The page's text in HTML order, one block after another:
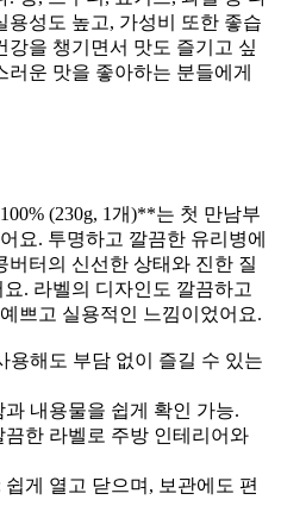
용성도 높고, 가성비 또한 좋습
강을 챙기면서 맛도 즐기고 싶
운 맛을 좋아하는 분들에게
(230g, 1개)**는 첫 만남부
요. 투명하고 깔끔한 유리병에
버터의 신선한 상태와 진한 질
. 라벨의 디자인도 깔끔하고
쁘고 실용적인 느낌이었어요.
용해도 부담 없이 즐길 수 있는
내용물을 쉽게 확인 가능.
한 라벨로 주방 인테리어와
게 열고 닫으며, 보관에도 편